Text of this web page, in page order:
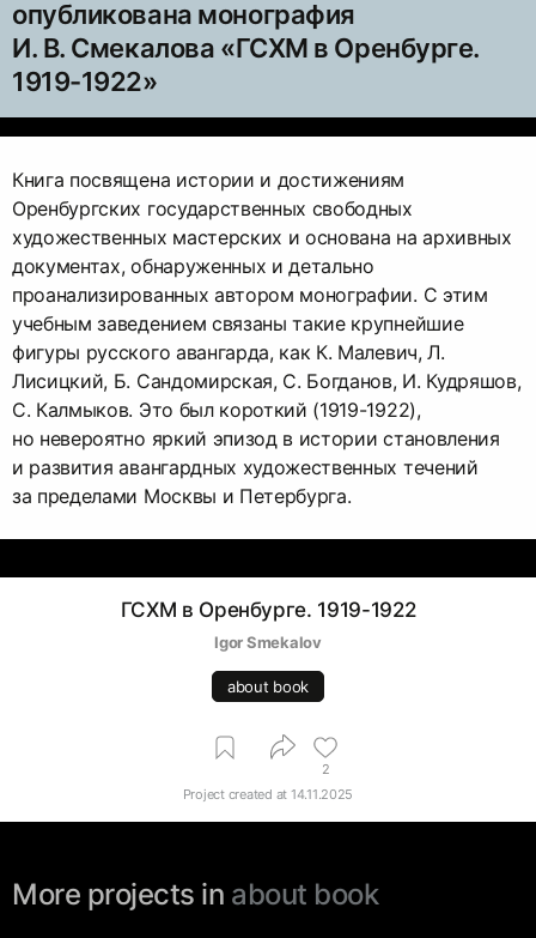
опубликована монография
И. В. Смекалова «ГСХМ в Оренбурге.
1919-1922»
Книга посвящена истории и достижениям
Оренбургских государственных свободных
художественных мастерских и основана на архивных
документах, обнаруженных и детально
проанализированных автором монографии. С этим
учебным заведением связаны такие крупнейшие
фигуры русского авангарда, как К. Малевич, Л.
Лисицкий, Б. Сандомирская, С. Богданов, И. Кудряшов,
С. Калмыков. Это был короткий (1919-1922),
но невероятно яркий эпизод в истории становления
и развития авангардных художественных течений
за пределами Москвы и Петербурга.
ГСХМ в Оренбурге. 1919-1922
Igor Smekalov
about book
2
Project created at 14.11.2025
More projects in about book